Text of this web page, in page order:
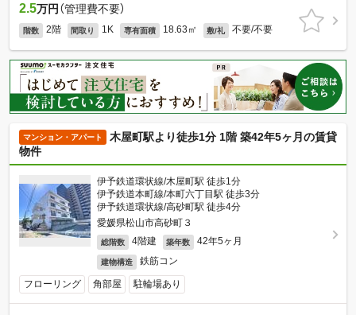
2.5万円 （管理費不要）
階数 2階 間取り 1K 専有面積 18.63㎡ 敷/礼 不要/不要
マンション・アパート
木屋町駅より徒歩1分 1階 築42年5ヶ月の賃貸
物件
伊予鉄道環状線/木屋町駅 徒歩1分
伊予鉄道本町線/本町六丁目駅 徒歩3分
伊予鉄道環状線/高砂町駅 徒歩4分
愛媛県松山市高砂町３
総階数 4階建 築年数 42年5ヶ月
建物構造 鉄筋コン
フローリング 角部屋 駐輪場あり